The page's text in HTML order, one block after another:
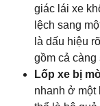
giác lái xe
lệch sang
là dấu hiệu
gồm cả càng
Lốp xe bị
nhanh ở một